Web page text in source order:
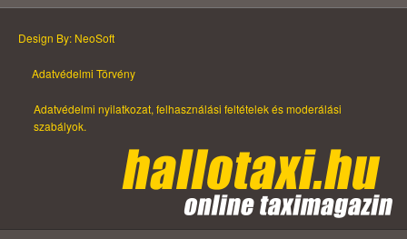
Design By: NeoSoft
Adatvédelmi Törvény
Adatvédelmi nyilatkozat, felhasználási feltételek és moderálási
szabályok.